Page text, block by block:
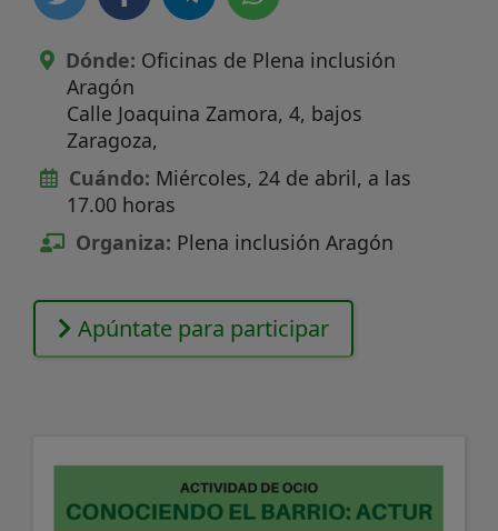
Dónde: Oficinas de Plena inclusión
Aragón
Calle Joaquina Zamora, 4, bajos
Zaragoza,
Cuándo: Miércoles, 24 de abril, a las
17.00 horas
Organiza: Plena inclusión Aragón
Apúntate para participar